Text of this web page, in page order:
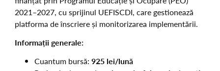
2021–2027, cu sprijinul UEFISCDI, care gestionează
platforma de înscriere și monitorizarea implementării.
Informații generale:
Cuantum bursă: 925 lei/lună